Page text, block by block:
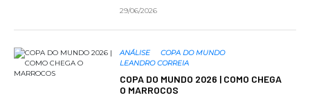
29/06/2026
ANÁLISE
COPA DO MUNDO
LEANDRO CORREIA
COPA DO MUNDO 2026 | COMO CHEGA
O MARROCOS